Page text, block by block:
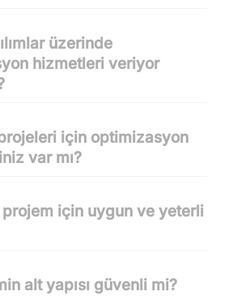
üzerinde
hizmetleri veriyor
için optimizasyon
var mı?
projem için uygun ve yeterli
alt yapısı güvenli mi?